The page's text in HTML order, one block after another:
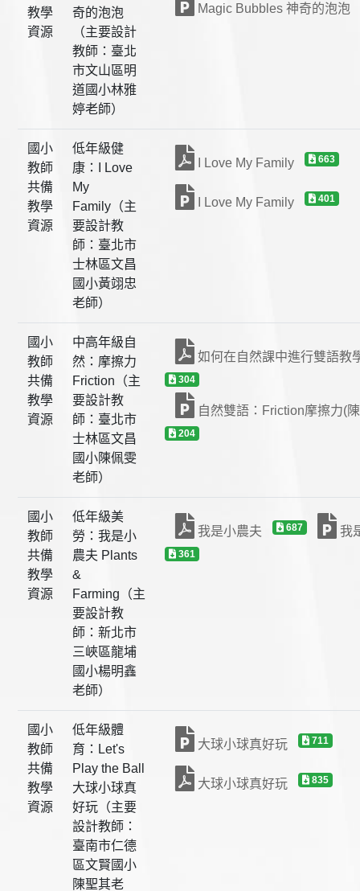
教學
資源
奇的泡泡
（主要設計
教師：臺北
市文山區明
道國小林雅
婷老師）
Magic Bubbles 神奇的泡泡
國小
教師
共備
教學
資源
低年級健
康：I Love
My
Family（主
要設計教
師：臺北市
士林區文昌
國小黃翊忠
老師）
I Love My Family 663
I Love My Family 401
國小
教師
共備
教學
資源
中高年級自
然：摩擦力
Friction（主
要設計教
師：臺北市
士林區文昌
國小陳佩雯
老師）
如何在自然課中進行雙語教
304
自然雙語：Friction摩擦力(
204
國小
教師
共備
教學
資源
低年級美
勞：我是小
農夫 Plants
&
Farming（主
要設計教
師：新北市
三峽區龍埔
國小楊明鑫
老師）
我是小農夫 687 我
361
國小
教師
共備
教學
資源
低年級體
育：Let's
Play the Ball
大球小球真
好玩（主要
設計教師：
臺南市仁德
區文賢國小
陳聖其老
大球小球真好玩 711
大球小球真好玩 835